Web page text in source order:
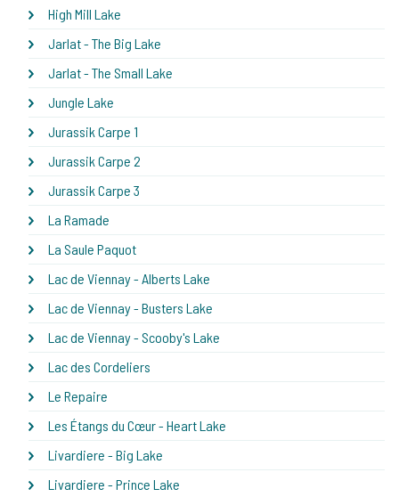
High Mill Lake
Jarlat - The Big Lake
Jarlat - The Small Lake
Jungle Lake
Jurassik Carpe 1
Jurassik Carpe 2
Jurassik Carpe 3
La Ramade
La Saule Paquot
Lac de Viennay - Alberts Lake
Lac de Viennay - Busters Lake
Lac de Viennay - Scooby's Lake
Lac des Cordeliers
Le Repaire
Les Étangs du Cœur - Heart Lake
Livardiere - Big Lake
Livardiere - Prince Lake